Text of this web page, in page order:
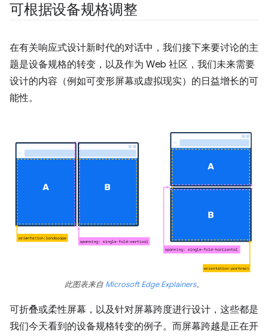
可根据设备规格调整
在有关响应式设计新时代的对话中，我们接下来要讨论的主
题是设备规格的转变，以及作为 Web 社区，我们未来需要
设计的内容（例如可变形屏幕或虚拟现实）的日益增长的可
能性。
此图表来自 Microsoft Edge Explainers。
可折叠或柔性屏幕，以及针对屏幕跨度进行设计，这些都是
我们今天看到的设备规格转变的例子。而屏幕跨越是正在开